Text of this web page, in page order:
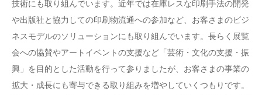
技術にも取り組んでいます。近年では在庫レスな印刷手法の開発
や出版社と協力しての印刷物流通への参加など、お客さまのビジ
ネスモデルのソリューションにも取り組んでいます。長らく展覧
会への協賛やアートイベントの支援など「芸術・文化の支援・振
興」を目的とした活動を行って参りましたが、お客さまの事業の
拡大・成長にも寄与できる取り組みを増やしていくつもりです。